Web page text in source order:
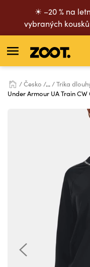
☀ –20 % na
vybraných
Česko ... Trika
Under Armour UA Train CW